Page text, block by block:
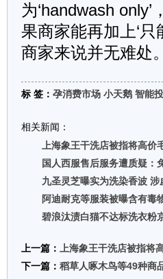
为‘handwash
果商家能再加上‘
商家来说并无难处
标 签： 孕消费市场 小天鹅 智能
相关新闻：
上海象王干洗店被指将高价
国人西服售后服务遭质疑：
九圣灵芝曝实为洗染香波
阿迪耐克等服装被曝含有毒
碧浪汰渍白猫不达标洗衣粉
上一篇：
上海象王干洗店被指将
下一篇： 稻草人啄木鸟等49种商